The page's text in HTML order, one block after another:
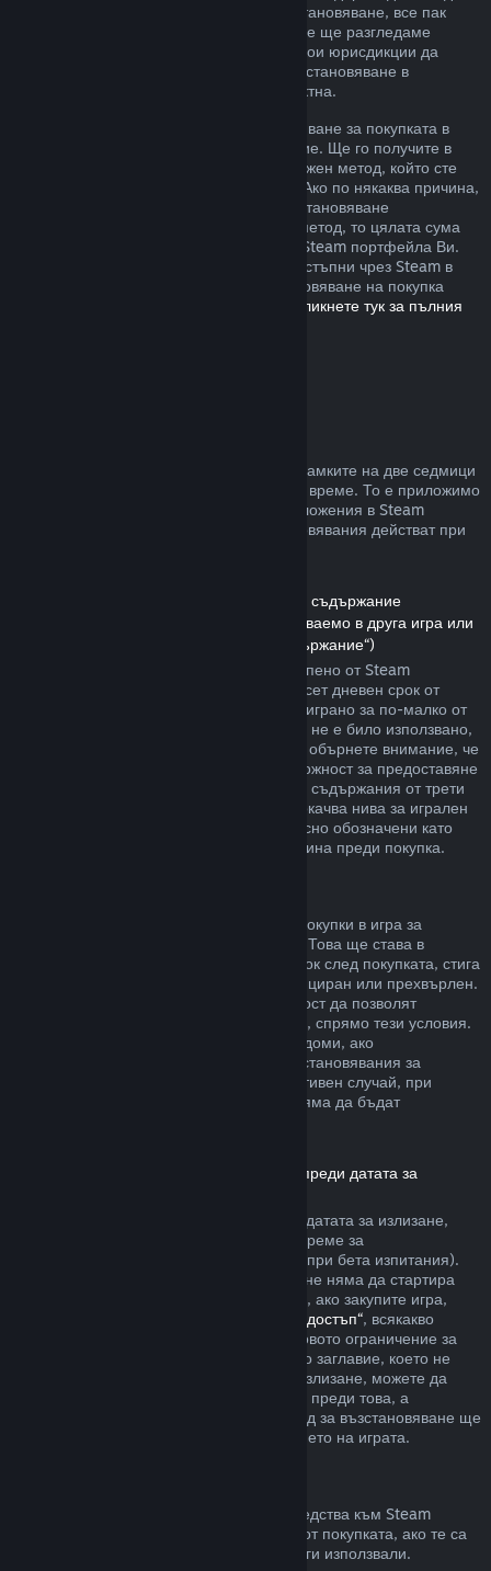
извън описаните от нас правила за възстановяване, все пак
можете да изискате възстановяване и ние ще разгледаме
случая. Възможно е потребителите в някои юрисдикции да
разполагат с допълнителни права за възстановяване в
обстоятелства, при които играта е дефектна.
Ще Ви бъде отпуснато пълно възстановяване за покупката в
рамките на една седмица след одобрение. Ще го получите в
Steam портфейла или чрез същия платежен метод, който сте
използвали, за да направите покупката. Ако по някаква причина,
Steam няма възможност да отпусне възстановяване
посредством първоначалния платежен метод, то цялата сума
ще бъде предоставена като кредит към Steam портфейла Ви.
(Възможно е някои платежни методи, достъпни чрез Steam в
държавата Ви, да не поддържат възстановяване на покупка
Кликнете тук за пълния
Steam възстановяването се предлага в рамките на две седмици
от покупката и при под два часа игрално време. То е приложимо
както за игри, така и при софтуерни приложения в Steam
магазина. Ето обзор за това как възстановявания действат при
Възстановявания на сумата за сваляемо съдържание
(Съдържание от Steam магазина, използваемо в друга игра или
софтуерно приложение, „Сваляемо съдържание“)
Сумата за сваляемото съдържание, закупено от Steam
магазина, се възстановява в четиринадесет дневен срок от
покупката, и ако съответното заглавие е играно за по-малко от
два часа, след транзакцията. Стига то да не е било използвано,
модифицирано или прехвърлено. Моля, обърнете внимание, че
в някои случаи Steam няма да има възможност за предоставяне
на възстановявания при някои сваляеми съдържания от трети
страни (например, ако то необратимо покачва нива за игрален
персонаж). Тези изключения ще бъдат ясно обозначени като
невъзстановими на страницата им магазина преди покупка.
Steam ще предлага възстановяване на покупки в игра за
всякакви заглавия разработени от Valve. Това ще става в
рамките на четиридесет и осем часов срок след покупката, стига
артикула да не е бил използван, модифициран или прехвърлен.
Другите разработчици ще имат възможност да позволят
възстановявания за артикули в игрите си, спрямо тези условия.
По време на покупката Steam ще Ви уведоми, ако
разработчикът е решил да предлага възстановявания за
артикула в играта, който купувате. В противен случай, при
покупките в игри, които не са на Valve, няма да бъдат
Възстановявания за заглавия, закупени преди датата за
Когато закупите заглавие в Steam преди датата за излизане,
двучасовото ограничение на игралното време за
възстановяване ще е приложимо (освен при бета изпитания).
Но 14-дневният период за възстановяване няма да стартира
преди датата за излизане. Ето например, ако закупите игра,
„Разширен достъп“, всякакво
игрално време ще се отчита към двучасовото ограничение за
възстановяване. Ако предплатите дадено заглавие, което не
може да бъде пускано преди датата за излизане, можете да
изискате възстановяване по всяко време преди това, а
стандартният 14-дневен/двучасов период за възстановяване ще
се прилага, считано от датата за излизането на играта.
Може да изискате възстановяване на средства към Steam
портфейл в четиринадесет дневен срок от покупката, ако те са
били закупени в Steam и все още не сте ги използвали.